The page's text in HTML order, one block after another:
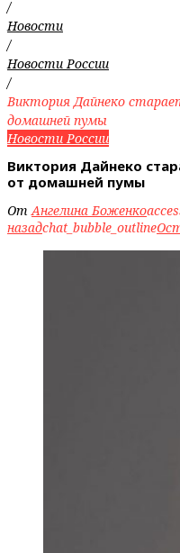
/
Новости
/
Новости России
/
Виктория Дайнеко
домашней пумы
Новости России
Виктория Дайнеко
от домашней пумы
ОтАнгелина Боженко
назадchat_bubble_outline